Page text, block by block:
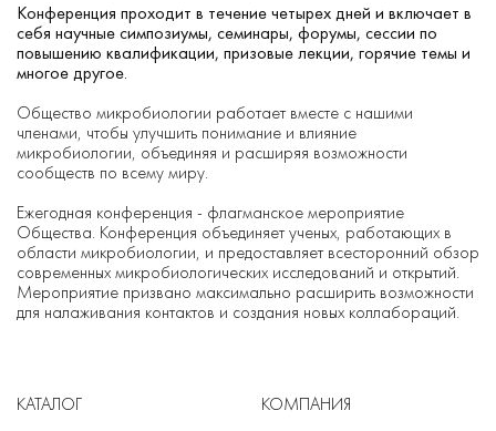
Конференция проходит в течение четырех дней и включает в
себя научные симпозиумы, семинары, форумы, сессии по
повышению квалификации, призовые лекции, горячие темы и
многое другое.
Общество микробиологии работает вместе с нашими
членами, чтобы улучшить понимание и влияние
микробиологии, объединяя и расширяя возможности
сообществ по всему миру.
Ежегодная конференция - флагманское мероприятие
Общества. Конференция объединяет ученых, работающих в
области микробиологии, и предоставляет всесторонний обзор
современных микробиологических исследований и открытий.
Мероприятие призвано максимально расширить возможности
для налаживания контактов и создания новых коллабораций.
КАТАЛОГ
КОМПАНИЯ